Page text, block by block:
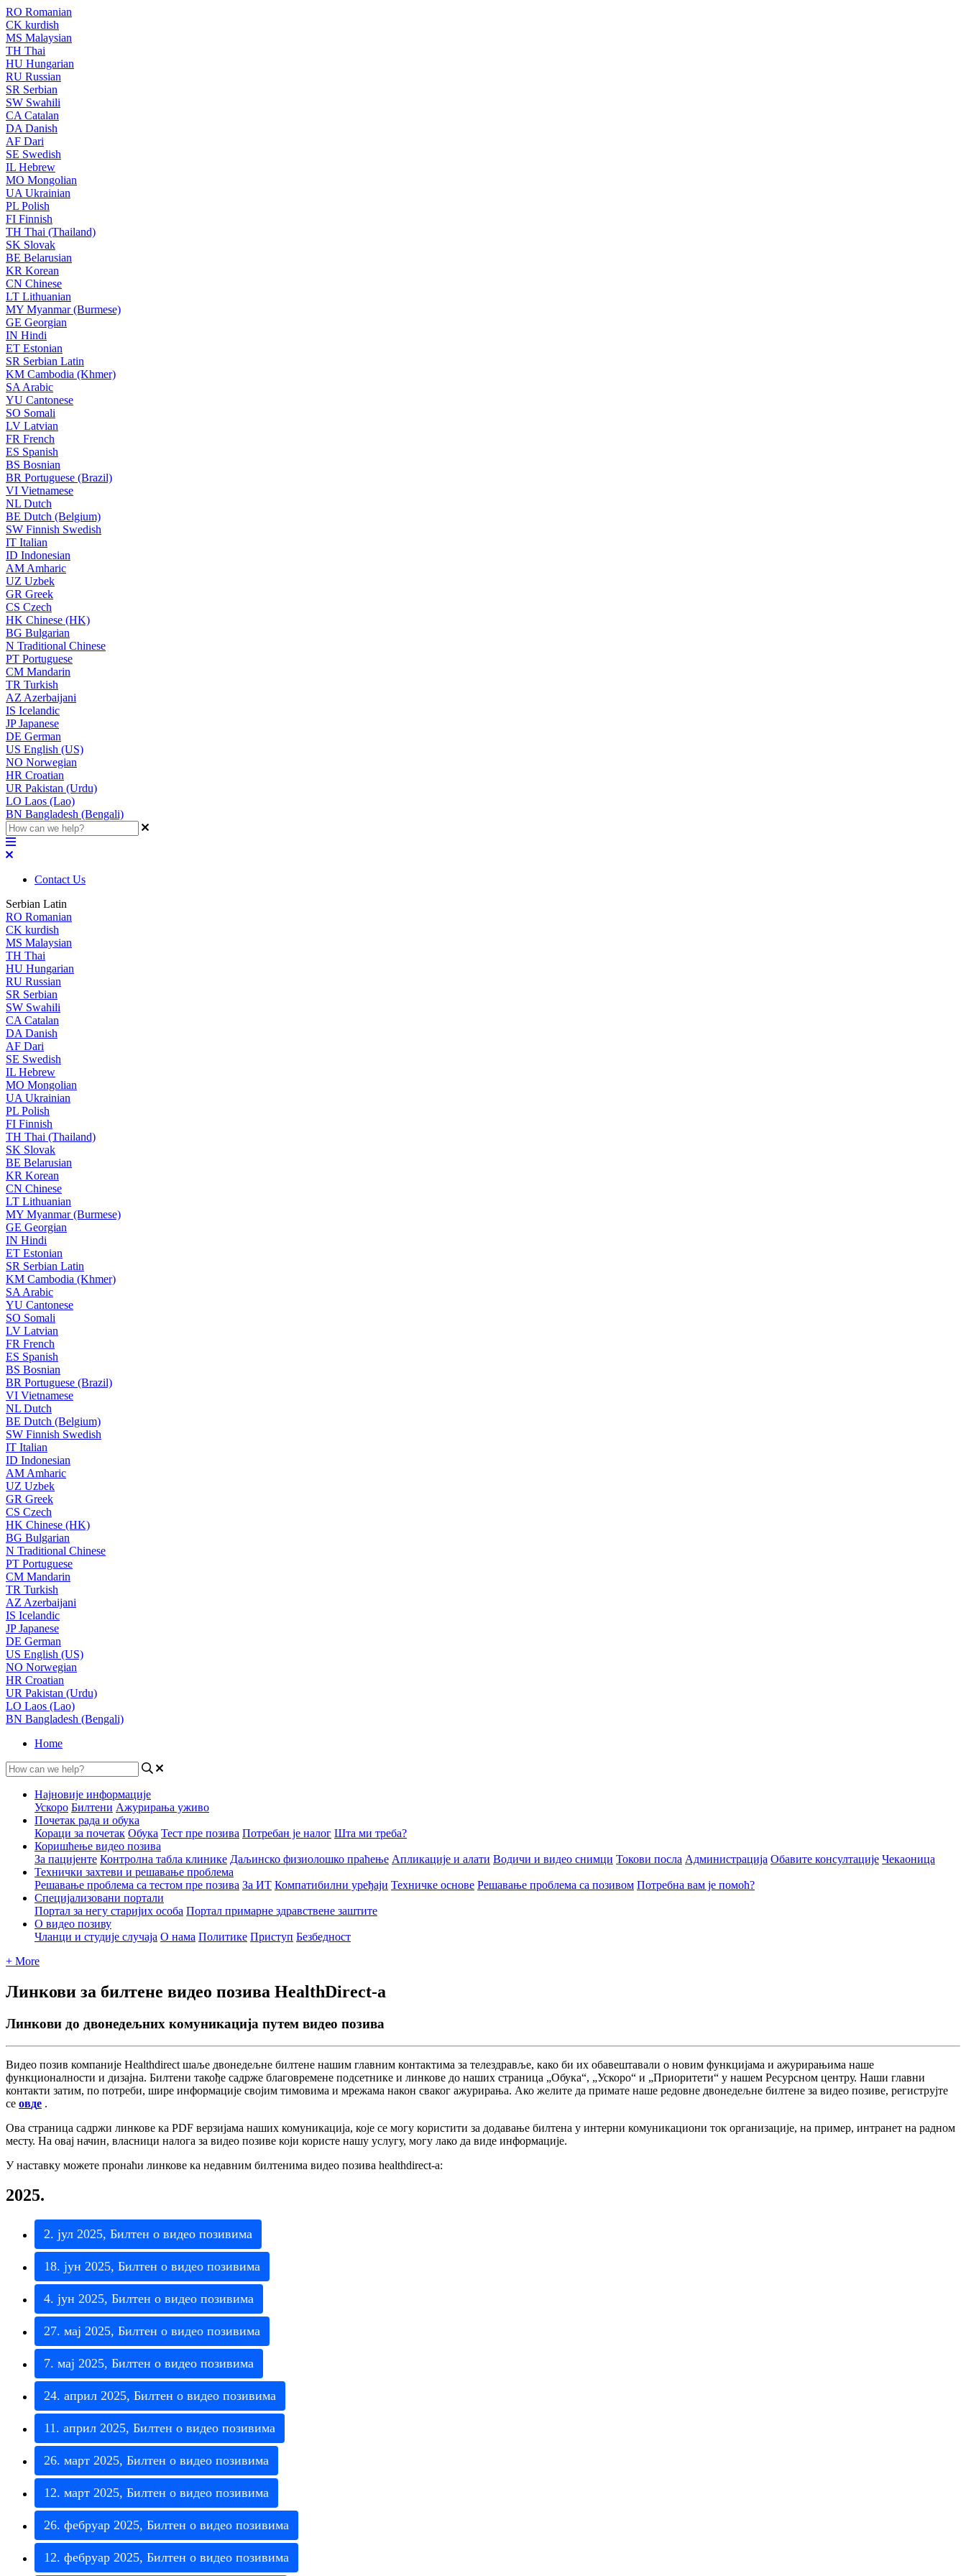
RO Romanian
CK kurdish
MS Malaysian
TH Thai
HU Hungarian
RU Russian
SR Serbian
SW Swahili
CA Catalan
DA Danish
AF Dari
SE Swedish
IL Hebrew
MO Mongolian
UA Ukrainian
PL Polish
FI Finnish
TH Thai (Thailand)
SK Slovak
BE Belarusian
KR Korean
CN Chinese
LT Lithuanian
MY Myanmar (Burmese)
GE Georgian
IN Hindi
ET Estonian
SR Serbian Latin
KM Cambodia (Khmer)
SA Arabic
YU Cantonese
SO Somali
LV Latvian
FR French
ES Spanish
BS Bosnian
BR Portuguese (Brazil)
VI Vietnamese
NL Dutch
BE Dutch (Belgium)
SW Finnish Swedish
IT Italian
ID Indonesian
AM Amharic
UZ Uzbek
GR Greek
CS Czech
HK Chinese (HK)
BG Bulgarian
N Traditional Chinese
PT Portuguese
CM Mandarin
TR Turkish
AZ Azerbaijani
IS Icelandic
JPJapanese
DE German
US English (US)
NO Norwegian
HR Croatian
UR Pakistan (Urdu)
LO Laos (Lao)
BN Bangladesh (Bengali)
Contact Us
Serbian Latin
RO Romanian
CK kurdish
MS Malaysian
TH Thai
HU Hungarian
RU Russian
SR Serbian
SW Swahili
CA Catalan
DA Danish
AF Dari
SE Swedish
IL Hebrew
MO Mongolian
UA Ukrainian
PL Polish
FI Finnish
TH Thai (Thailand)
SK Slovak
BE Belarusian
KR Korean
CN Chinese
LT Lithuanian
MY Myanmar (Burmese)
GE Georgian
IN Hindi
ET Estonian
SR Serbian Latin
KM Cambodia (Khmer)
SA Arabic
YU Cantonese
SO Somali
LV Latvian
FR French
ES Spanish
BS Bosnian
BR Portuguese (Brazil)
VI Vietnamese
NL Dutch
BE Dutch (Belgium)
SW Finnish Swedish
IT Italian
ID Indonesian
AM Amharic
UZ Uzbek
GR Greek
CS Czech
HK Chinese (HK)
BG Bulgarian
N Traditional Chinese
PT Portuguese
CM Mandarin
TR Turkish
AZ Azerbaijani
IS Icelandic
JPJapanese
DE German
US English (US)
NO Norwegian
HR Croatian
UR Pakistan (Urdu)
LO Laos (Lao)
BN Bangladesh (Bengali)
Home
Најновије информације
Ускоро Билтени Ажурирања уживо
Почетак рада и обука
Кораци за почетак Обука Тест пре позива Потребан је налог Шта ми треба?
Коришћење видео позива
За пацијенте Контролна табла клинике Даљинско физиолошко праћење Апликације и алати Водичи и видео снимци Токови посла Администрација Обавите консултације Чекаоница
Технички захтеви и решавање проблема
Решавање проблема са тестом пре позива За ИТ Компатибилни уређаји Техничке основе Решавање проблема са позивом Потребна вам је помоћ?
Специјализовани портали
Портал за негу старијих особа Портал примарне здравствене заштите
О видео позиву
Чланци и студије случаја О нама Политике Приступ Безбедност
+ More
Линкови за билтене видео позива HealthDirect-а
Линкови до двонедељних комуникација путем видео позива
Видео позив компаније Healthdirect шаље двонедељне билтене нашим главним контактима за телездравље, како би их обавештавали о новим функцијама и ажурирањима наше
функционалности и дизајна. Билтени такође садрже благовремене подсетнике и линкове до наших страница „Обука“, „Ускоро“ и „Приоритети“ у нашем Ресурсном центру. Наши главни
контакти затим, по потреби, шире информације својим тимовима и мрежама након сваког ажурирања. Ако желите да примате наше редовне двонедељне билтене за видео позиве, региструјте
се овде .
Ова страница садржи линкове ка PDF верзијама наших комуникација, које се могу користити за додавање билтена у интерни комуникациони ток организације, на пример, интранет на радном
месту. На овај начин, власници налога за видео позиве који користе нашу услугу, могу лако да виде информације.
У наставку можете пронаћи линкове ка недавним билтенима видео позива healthdirect-а:
2025.
2. јул 2025, Билтен о видео позивима
18. јун 2025, Билтен о видео позивима
4. јун 2025, Билтен о видео позивима
27. мај 2025, Билтен о видео позивима
7. мај 2025, Билтен о видео позивима
24. април 2025, Билтен о видео позивима
11. април 2025, Билтен о видео позивима
26. март 2025, Билтен о видео позивима
12. март 2025, Билтен о видео позивима
26. фебруар 2025, Билтен о видео позивима
12. фебруар 2025, Билтен о видео позивима